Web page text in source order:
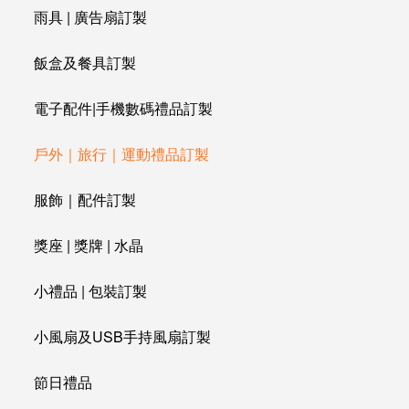
雨具 | 廣告扇訂製
飯盒及餐具訂製
電子配件|手機數碼禮品訂製
戶外｜旅行｜運動禮品訂製
服飾｜配件訂製
獎座 | 獎牌 | 水晶
小禮品 | 包裝訂製
小風扇及USB手持風扇訂製
節日禮品